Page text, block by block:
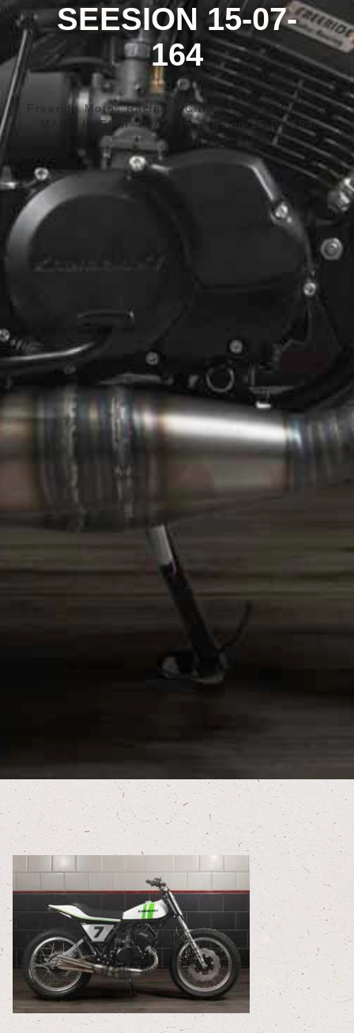
SEESION 15-07-
164
Freeride Motos Racing >Café Racer >
KAWA H1
MACH III FLAT TRACK
>Seesion 15-07-164